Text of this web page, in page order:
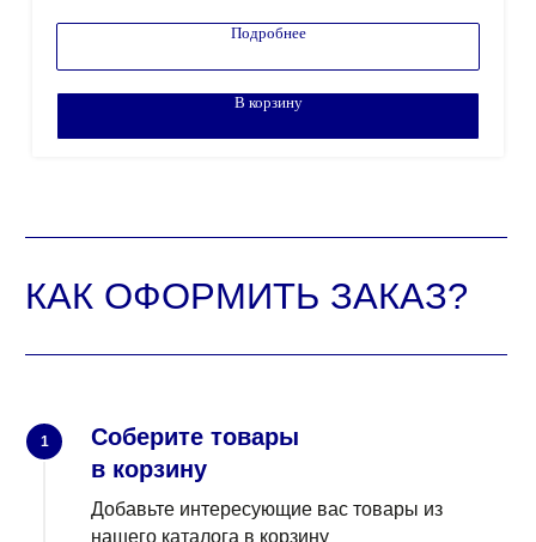
Подробнее
В корзину
1
Соберите товары
в корзину
Добавьте интересующие вас товары из
нашего каталога в корзину